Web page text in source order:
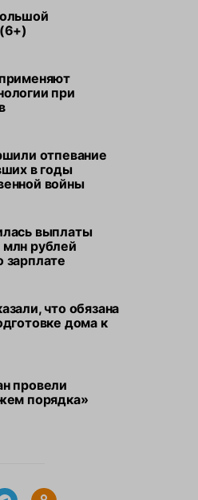
при
отпевание
в годы
войны
выплаты
рублей
зарплате
что обязана
дома к
провели
порядка»